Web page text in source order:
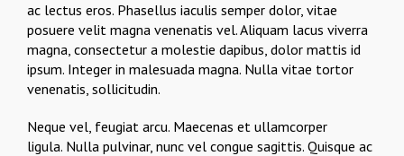
ac lectus eros. Phasellus iaculis semper dolor, vitae
posuere velit magna venenatis vel. Aliquam lacus viverra
magna, consectetur a molestie dapibus, dolor mattis id
ipsum. Integer in malesuada magna. Nulla vitae tortor
venenatis, sollicitudin.
Neque vel, feugiat arcu. Maecenas et ullamcorper
ligula. Nulla pulvinar, nunc vel congue sagittis. Quisque ac